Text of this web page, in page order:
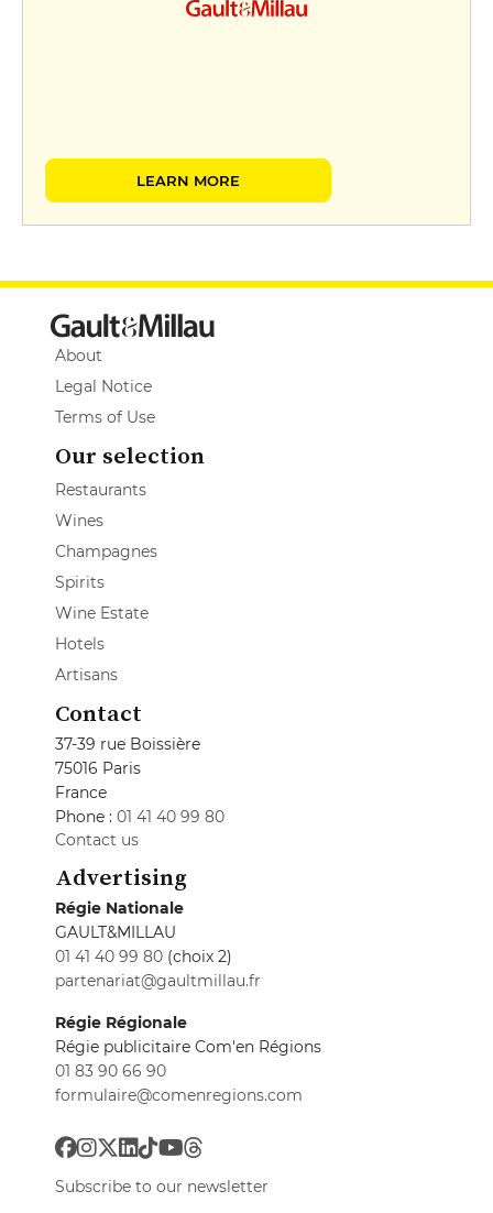
LEARN MORE
About
Legal Notice
Terms of Use
Our selection
Restaurants
Wines
Champagnes
Spirits
Wine Estate
Hotels
Artisans
Contact
37-39 rue Boissière
75016 Paris
France
Phone : 01 41 40 99 80
Contact us
Advertising
Régie Nationale
GAULT&MILLAU
01 41 40 99 80 (choix 2)
partenariat@gaultmillau.fr
Régie Régionale
Régie publicitaire Com'en Régions
01 83 90 66 90
formulaire@comenregions.com
Subscribe to our newsletter